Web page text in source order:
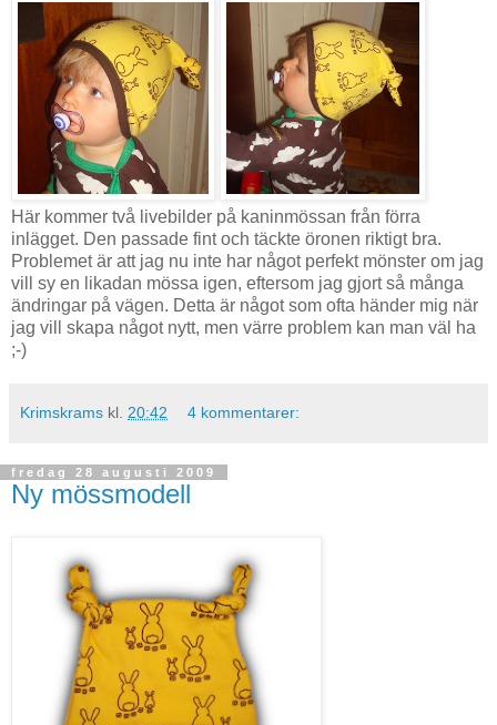
Här kommer två livebilder på kaninmössan från förra
inlägget. Den passade fint och täckte öronen riktigt bra.
Problemet är att jag nu inte har något perfekt mönster om jag
vill sy en likadan mössa igen, eftersom jag gjort så många
ändringar på vägen. Detta är något som ofta händer mig när
jag vill skapa något nytt, men värre problem kan man väl ha
;-)
Krimskrams kl. 20:42 4 kommentarer:
fredag 28 augusti 2009
Ny mössmodell